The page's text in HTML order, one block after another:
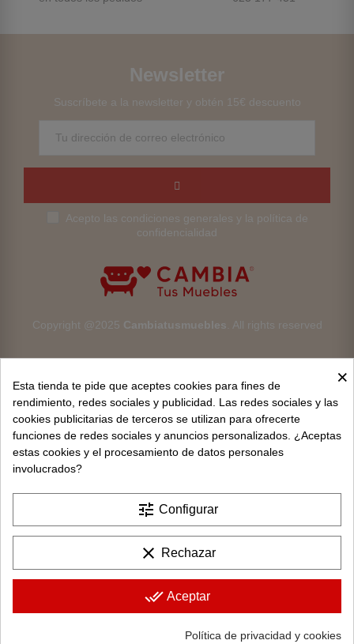
Copyright @2025 Cambiatusmuebles . All rights reserved
Newsletter
Suscríbete a la newsletter y obtén 15€ descuento
Acepto las condiciones generales y la política de
confidencialidad
Aviso legal
Devoluciones
Privacidad y protección de datos
Política de cookies
Contacto
×
Esta tienda te pide que aceptes cookies para fines de
rendimiento, redes sociales y publicidad. Las redes sociales y las
cookies publicitarias de terceros se utilizan para ofrecerte
funciones de redes sociales y anuncios personalizados. ¿Aceptas
estas cookies y el procesamiento de datos personales
involucrados?
tune Configurar
clear Rechazar
done_all Aceptar
Política de privacidad y cookies